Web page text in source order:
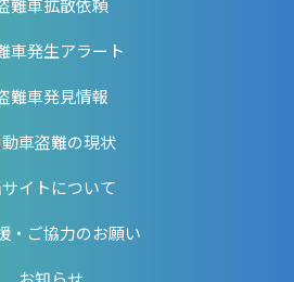
難車拡散依頼
車発生アラート
難車発見情報
動車盗難の現状
サイトについて
・ご協力のお願い